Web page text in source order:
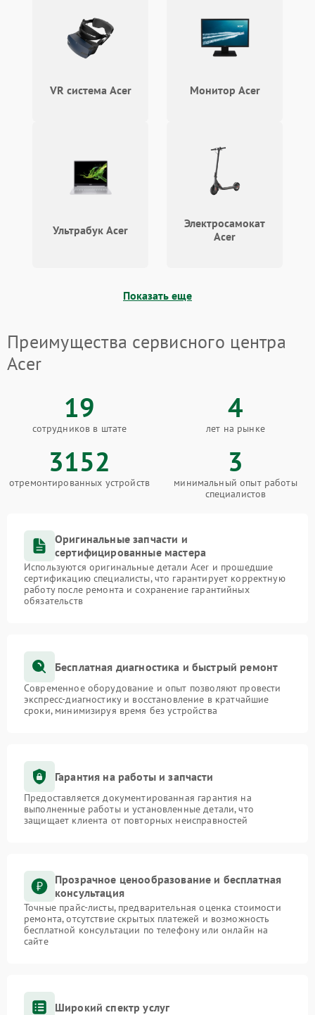
VR система Acer Монитор Acer
Ультрабук Acer
Электросамокат
Acer
Показать еще
Преимущества сервисного центра
Acer
19
сотрудников в штате
4
лет на рынке
3152
отремонтированных устройств
3
минимальный опыт работы
специалистов
Оригинальные запчасти и
сертифицированные мастера
Используются оригинальные детали Acer и прошедшие
сертификацию специалисты, что гарантирует корректную
работу после ремонта и сохранение гарантийных
обязательств
Бесплатная диагностика и быстрый ремонт
Современное оборудование и опыт позволяют провести
экспресс-диагностику и восстановление в кратчайшие
сроки, минимизируя время без устройства
Гарантия на работы и запчасти
Предоставляется документированная гарантия на
выполненные работы и установленные детали, что
защищает клиента от повторных неисправностей
Прозрачное ценообразование и бесплатная
консультация
Точные прайс-листы, предварительная оценка стоимости
ремонта, отсутствие скрытых платежей и возможность
бесплатной консультации по телефону или онлайн на
сайте
Широкий спектр услуг